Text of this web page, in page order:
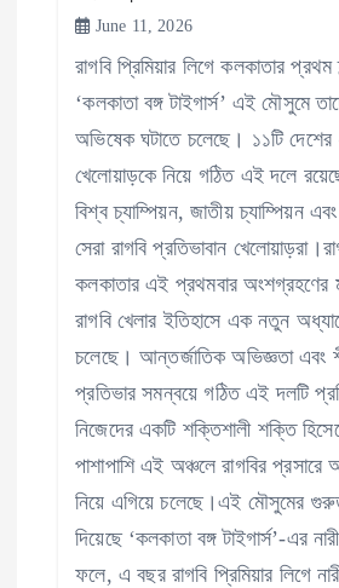
June 11, 2026
রাগবি প্রিমিয়ার লিগে কলকাতার প্রথম
‘কলকাতা বঙ্গ টাইগার্স’ এই মৌসুমে
অভিষেক ঘটাতে চলেছে। ১১টি
খেলোয়াড়কে নিয়ে গঠিত এই দলে
বিশ্ব চ্যাম্পিয়ন, জাতীয় চ্যাম্পিয়ন
সেরা রাগবি প্রতিভাবান
কলকাতার এই প্রথমবার অংশগ্রহণের
রাগবি খেলার ইতিহাসে এক নতুন
চলেছে। আন্তর্জাতিক অভিজ্ঞতা এবং
প্রতিভার সমন্বয়ে গঠিত এই দলটি
নিজেদের একটি শক্তিশালী শক্তি
পাশাপাশি এই অঞ্চলে রাগবির প্রসারে
নিয়ে এগিয়ে চলেছে।এই মৌসুমের
দিয়েছে ‘কলকাতা বঙ্গ টাইগার্স’-এর
ফলে, এ বছর রাগবি প্রিমিয়ার লিগে